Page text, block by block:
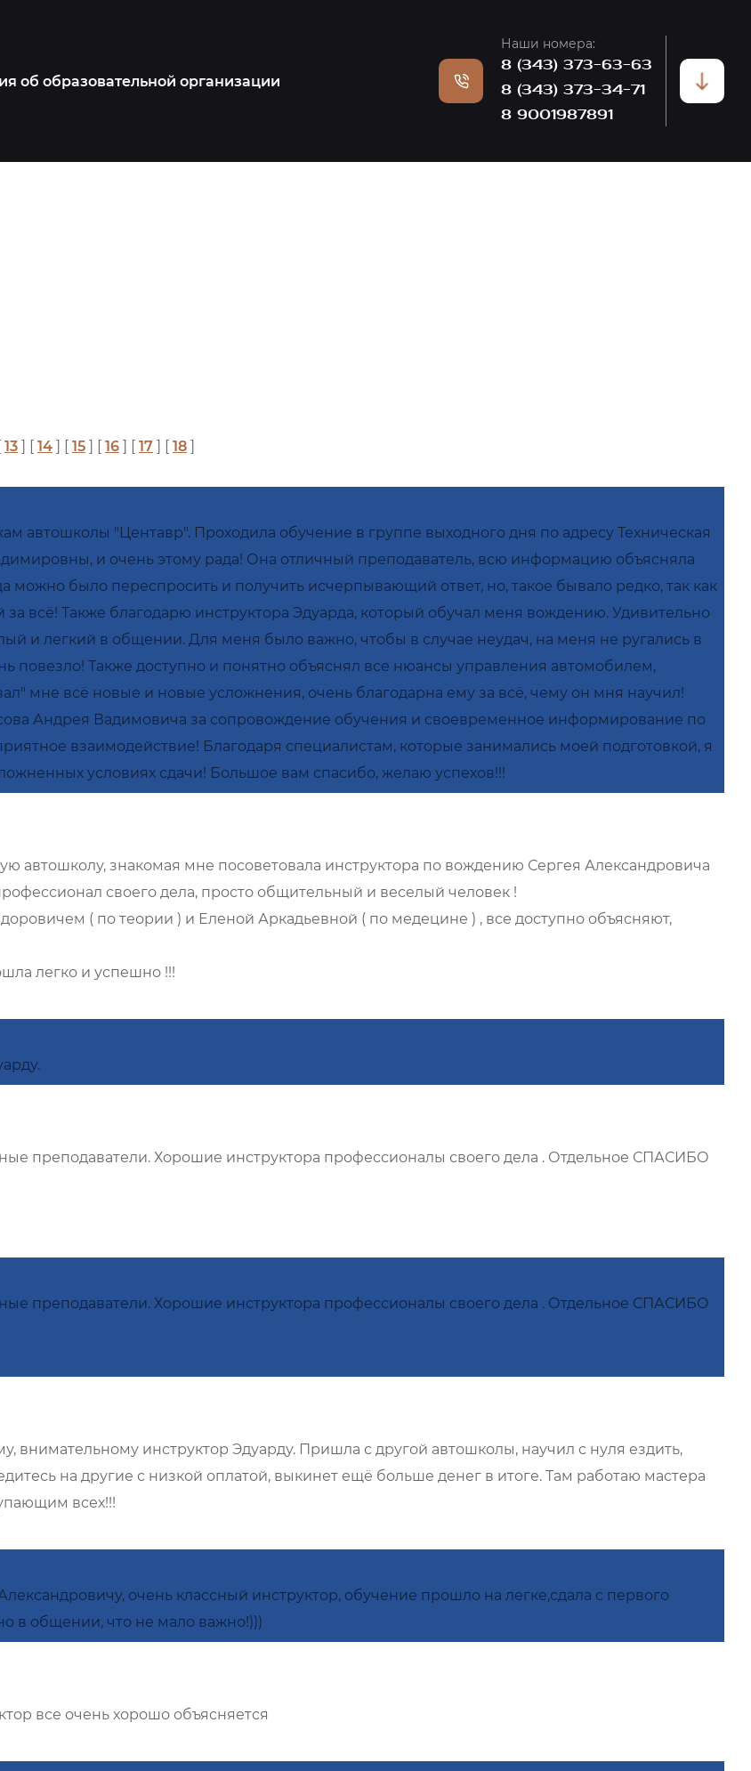
об образовательной организации
Наши номера:
8 (343) 373-63-63
8 (343) 373-34-71
8 9001987891
13 ] [ 14 ] [ 15 ] [ 16 ] [ 17 ] [ 18 ]
автошколы "Центавр". Проходила обучение в группе выходного дня по адресу Техническая
и очень этому рада! Она отличный преподаватель, всю информацию объясняла
можно было переспросить и получить исчерпывающий ответ, но, такое бывало редко, так как
всё! Также благодарю инструктора Эдуарда, который обучал меня вождению. Удивительно
и легкий в общении. Для меня было важно, чтобы в случае неудач, на меня не ругались в
повезло! Также доступно и понятно объяснял все нюансы управления автомобилем,
мне всё новые и новые усложнения, очень благодарна ему за всё, чему он мня научил!
Андрея Вадимовича за сопровождение обучения и своевременное информирование по
взаимодействие! Благодаря специалистам, которые занимались моей подготовкой, я
условиях сдачи! Большое вам спасибо, желаю успехов!!!
автошколу, знакомая мне посоветовала инструктора по вождению Сергея Александровича
своего дела, просто общительный и веселый человек !
( по теории ) и Еленой Аркадьевной ( по медецине ) , все доступно объясняют,
легко и успешно !!!
преподаватели. Хорошие инструктора профессионалы своего дела . Отдельное СПАСИБО
преподаватели. Хорошие инструктора профессионалы своего дела . Отдельное СПАСИБО
внимательному инструктор Эдуарду. Пришла с другой автошколы, научил с нуля ездить,
на другие с низкой оплатой, выкинет ещё больше денег в итоге. Там работаю мастера
всех!!!
очень классный инструктор, обучение прошло на легке,сдала с первого
в общении, что не мало важно!)))
все очень хорошо объясняется